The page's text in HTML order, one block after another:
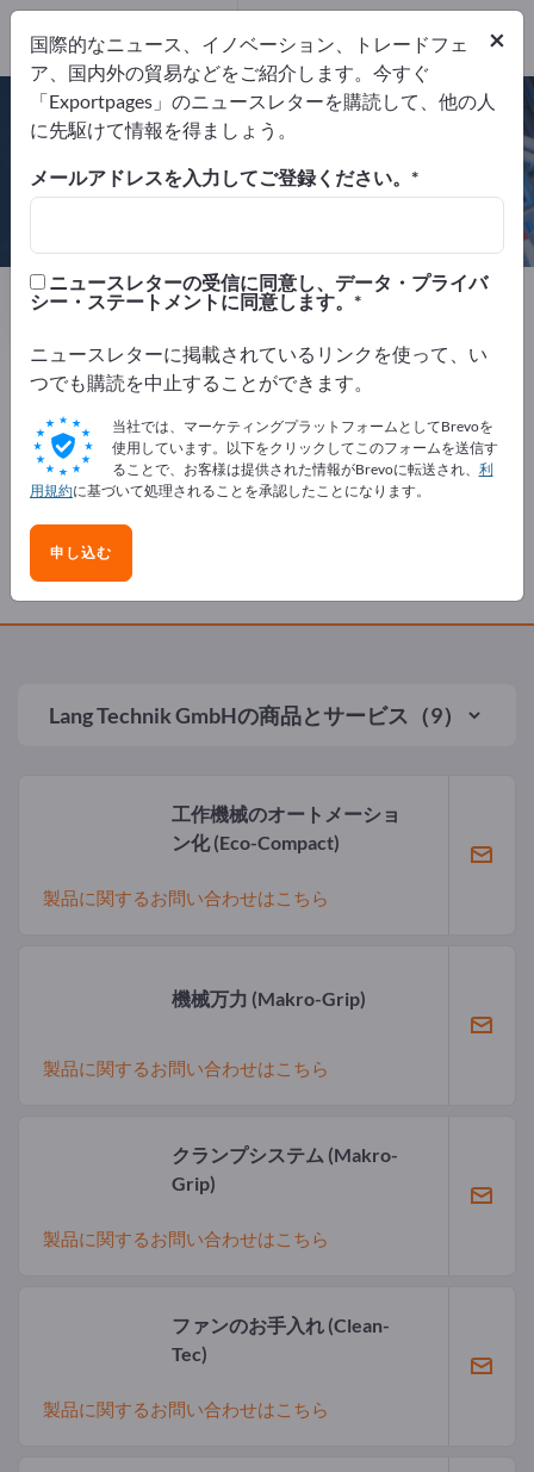
製造元 ドイツ リクエストを送信
DIN EN ISO 9001
Lang Technik GmbHの商品とサービス（9）
工作機械のオートメーショ
ン化(Eco-Compact)
製品に関するお問い合わせはこちら
機械万力 (Makro-Grip)
製品に関するお問い合わせはこちら
クランプシステム (Makro-
Grip)
製品に関するお問い合わせはこちら
ファンのお手入れ (Clean-
Tec)
製品に関するお問い合わせはこちら
×
国際的なニュース、イノベーション、トレードフェ
ア、国内外の貿易などをご紹介します。今すぐ
「Exportpages」のニュースレターを購読して、他の人
に先駆けて情報を得ましょう。
メールアドレスを入力してご登録ください。
ニュースレターの受信に同意し、データ・プライバ
シー・ステートメントに同意します。
ニュースレターに掲載されているリンクを使って、い
つでも購読を中止することができます。
当社では、マーケティングプラットフォームとしてBrevoを
使用しています。以下をクリックしてこのフォームを送信す
ることで、お客様は提供された情報がBrevoに転送され、 利
用規約に基づいて処理されることを承認したことになります。
申し込む